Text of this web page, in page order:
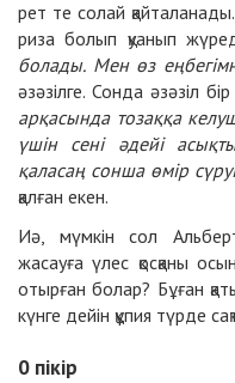
рет те солай
риза болып қуанып
болады. Мен өз
әзәзілге. Сонда әзәзіл
арқасында тозаққа
үшін сені әдейі
қаласаң сонша өмір
қалған екен.
Иә, мүмкін сол
жасауға үлес қосқаны
отырған болар? Бұған
күнге дейін құпия түрде
0 пікір